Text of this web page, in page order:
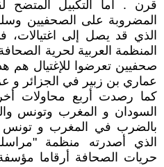
قرن . أما التكبيل المتضح
المضروبة على الصحفيين
الذي قد يصل إلى
صحفيين تعرضوا للإغتيال هم
عماري بن زبير في الجزائر
كما رصدت أربع محاولات
السودان و المغرب وتونس
بالضرب في المغرب و تونس
الذي أصدرته منظمة
حريات الصحافة أرقاما